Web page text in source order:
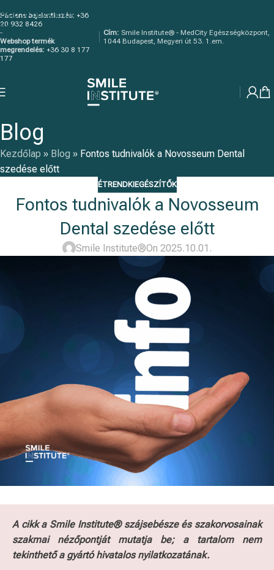
Skip to navigation
Skip to main content
Páciens bejelentkezés: +36
20 932 8426
-
Webshop termék
megrendelés: +36 30 8 177
177
Cím: Smile Institute® - MedCity Egészségközpont,
1044 Budapest, Megyeri út 53. 1.em.
Blog
Kezdőlap » Blog » Fontos tudnivalók a Novosseum Dental
szedése előtt
ÉTRENDKIEGÉSZÍTŐK
Fontos tudnivalók a Novosseum
Dental szedése előtt
Smile Institute®On 2025.10.01.
A cikk a Smile Institute® szájsebésze és szakorvosainak
szakmai nézőpontját mutatja be; a tartalom nem
tekinthető a gyártó hivatalos nyilatkozatának.